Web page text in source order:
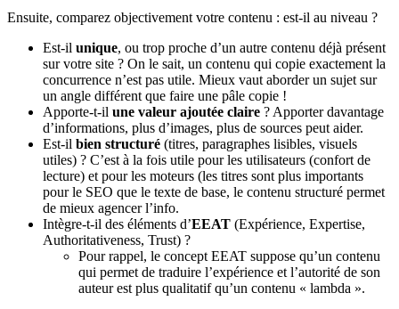
Ensuite, comparez objectivement votre contenu : est-il au niveau ?
Est-il unique, ou trop proche d’un autre contenu déjà présent
sur votre site ? On le sait, un contenu qui copie exactement la
concurrence n’est pas utile. Mieux vaut aborder un sujet sur
un angle différent que faire une pâle copie !
Apporte-t-il une valeur ajoutée claire ? Apporter davantage
d’informations, plus d’images, plus de sources peut aider.
Est-il bien structuré (titres, paragraphes lisibles, visuels
utiles) ? C’est à la fois utile pour les utilisateurs (confort de
lecture) et pour les moteurs (les titres sont plus importants
pour le SEO que le texte de base, le contenu structuré permet
de mieux agencer l’info.
Intègre-t-il des éléments d’EEAT (Expérience, Expertise,
Authoritativeness, Trust) ?
Pour rappel, le concept EEAT suppose qu’un contenu
qui permet de traduire l’expérience et l’autorité de son
auteur est plus qualitatif qu’un contenu « lambda ».